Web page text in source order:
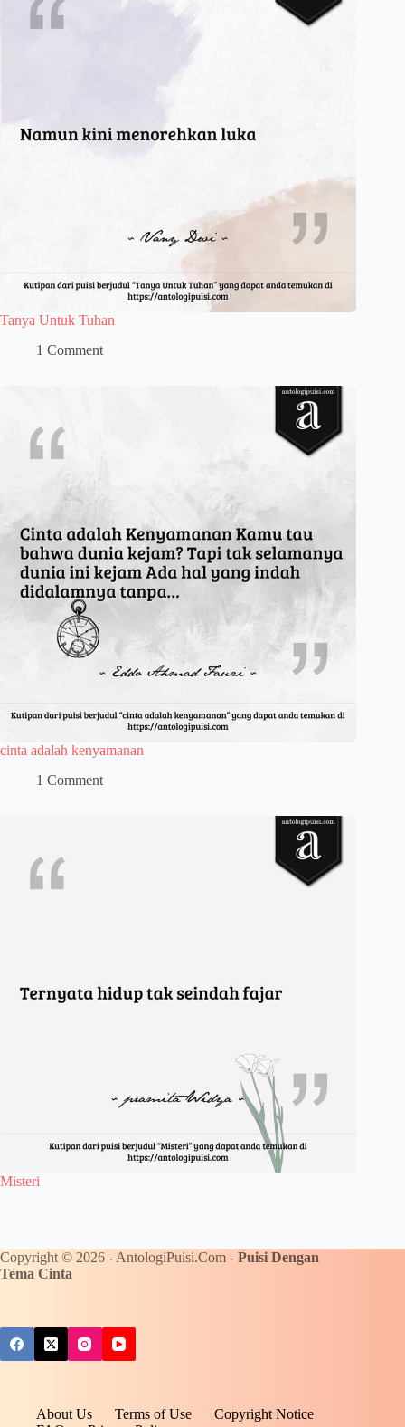
Tanya Untuk Tuhan
1 Comment
cinta adalah kenyamanan
1 Comment
Misteri
Copyright © 2026 - AntologiPuisi.Com - Puisi Dengan
Tema Cinta
About Us Terms of Use
Copyright Notice